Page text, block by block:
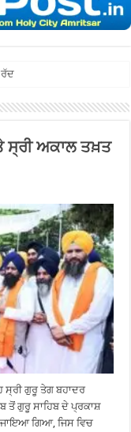
ਸ੍ਰੀ ਅਕਾਲ ਤਖ਼ਤ
ਸ੍ਰੀ ਗੁਰੂ ਤੇਗ ਬਹਾਦਰ
ਤੋਂ ਗੁਰੂ ਸਾਹਿਬ ਦੇ ਪ੍ਰਕਾਸ਼
ਗਿਆ, ਜਿਸ ਵਿਚ